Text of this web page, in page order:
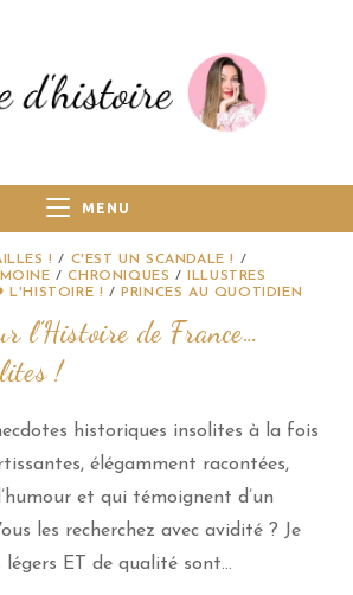
MENU
! / C'EST UN SCANDALE ! /
/CHRONIQUES /
ILLUSTRES
L'HISTOIRE ! / PRINCES AU QUOTIDIEN
l’Histoire de France…
!
historiques insolites à la fois
élégamment racontées,
et qui témoignent d’un
les recherchez avec avidité ? Je
légers ET de qualité sont…